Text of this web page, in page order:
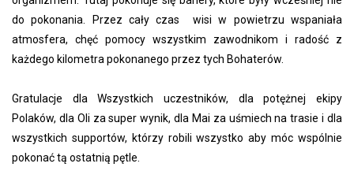
do pokonania. Przez cały czas wisi w powietrzu wspaniała
atmosfera, chęć pomocy wszystkim zawodnikom i radość z
każdego kilometra pokonanego przez tych Bohaterów.
Gratulacje dla Wszystkich uczestników, dla potężnej ekipy
Polaków, dla Oli za super wynik, dla Mai za uśmiech na trasie i dla
wszystkich supportów, którzy robili wszystko aby móc wspólnie
pokonać tą ostatnią pętle.